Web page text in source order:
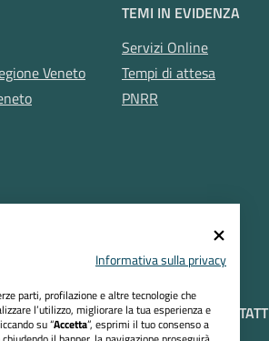
Veneto
TEMI IN EVIDENZA
Servizi Online
Tempi di attesa
PNRR
Informativa sulla privacy
parti, profilazione e altre tecnologie che
l’utilizzo, migliorare la tua esperienza e
su “Accetta”, esprimi il tuo consenso a